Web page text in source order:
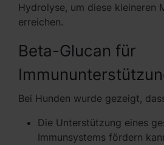
Hydrolyse, um diese kleineren
erreichen.
Beta-Glucan für
Bei Hunden wurde gezeigt,
Die Unterstützung eines
Immunsystems fördern